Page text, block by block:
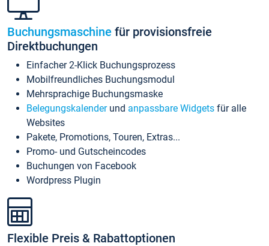
Buchungsmaschine für provisionsfreie
Direktbuchungen
Einfacher 2-Klick Buchungsprozess
Mobilfreundliches Buchungsmodul
Mehrsprachige Buchungsmaske
Belegungskalenderund anpassbare Widgets für alle
Websites
Pakete, Promotions, Touren, Extras...
Promo- und Gutscheincodes
Buchungen von Facebook
Wordpress Plugin
Flexible Preis & Rabattoptionen